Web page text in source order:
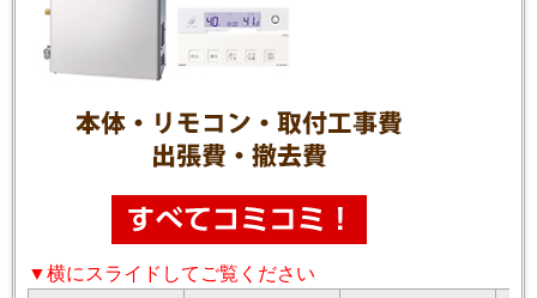
▼横にスライドしてご覧ください